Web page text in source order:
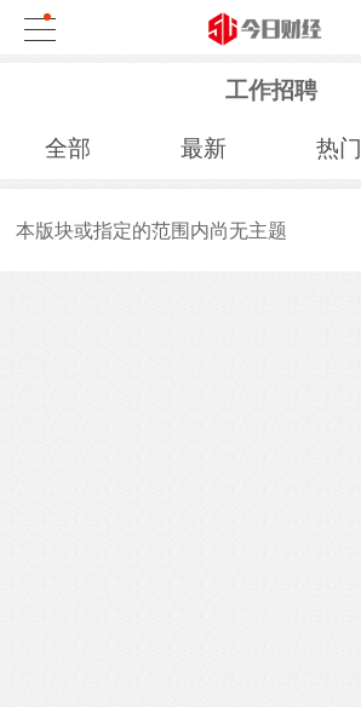
工作招聘
全部 最新 热门
本版块或指定的范围内尚无主题